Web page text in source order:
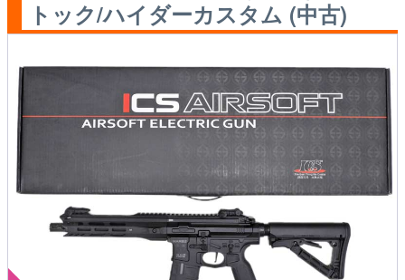
トック/ハイダーカスタム (中古)